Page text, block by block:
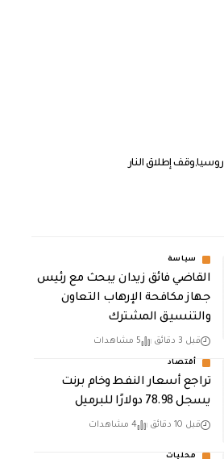
روسيا وقف إطلاق النار
سياسة
القاضي فائق زيدان يبحث مع رئيس
جهاز مكافحة الإرهاب التعاون
والتنسيق المشترك
قبل 3 دقائق 5 مشاهدات
أقتصاد
تراجع أسعار النفط وخام برنت
يسجل 78.98 دولارًا للبرميل
قبل 10 دقائق 4 مشاهدات
محليات